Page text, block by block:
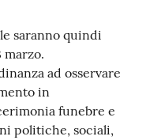
saranno quindi
ad osservare
in
funebre e
politiche, sociali,